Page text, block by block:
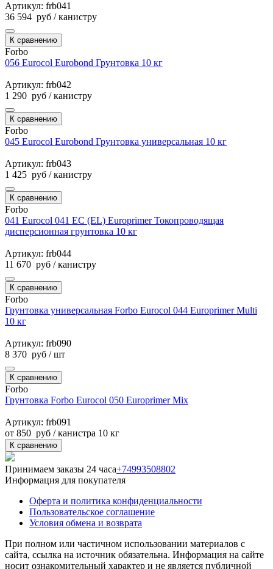
Артикул: frb041
36 594 руб / канистру
К сравнению
Forbo
056 Eurocol Eurobond Грунтовка 10 кг
Артикул: frb042
1 290 руб / канистру
К сравнению
Forbo
045 Eurocol Eurobond Грунтовка универсальная 10 кг
Артикул: frb043
1 425 руб / канистру
К сравнению
Forbo
041 Eurocol 041 EC (EL) Europrimer Токопроводящая
дисперсионная грунтовка 10 кг
Артикул: frb044
11 670 руб / канистру
К сравнению
Forbo
Грунтовка универсальная Forbo Eurocol 044 Europrimer Multi
10 кг
Артикул: frb090
8 370 руб / шт
К сравнению
Forbo
Грунтовка Forbo Eurocol 050 Europrimer Mix
Артикул: frb091
от 850 руб / канистра 10 кг
К сравнению
Принимаем заказы 24 часа+74993508802
Информация для покупателя
Оферта и политика конфиденциальности
Пользовательское соглашение
Условия обмена и возврата
При полном или частичном использовании материалов с
сайта, ссылка на источник обязательна. Информация на сайте
носит ознакомительный характер и не является публичной